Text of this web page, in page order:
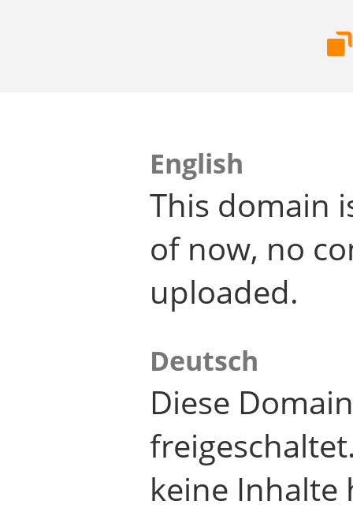
English
This domain
of now, no
uploaded.
Deutsch
Diese
keine Inhalte